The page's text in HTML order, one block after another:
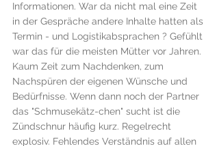
Informationen. War da nicht mal eine Zeit
in der Gespräche andere Inhalte hatten als
Termin - und Logistikabsprachen ? Gefühlt
war das für die meisten Mütter vor Jahren.
Kaum Zeit zum Nachdenken, zum
Nachspüren der eigenen Wünsche und
Bedürfnisse. Wenn dann noch der Partner
das "Schmusekätz-chen" sucht ist die
Zündschnur häufig kurz. Regelrecht
explosiv. Fehlendes Verständnis auf allen